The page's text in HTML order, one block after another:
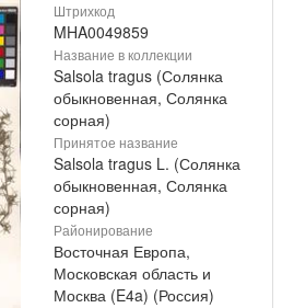
Штрихкод
MHA0049859
Название в коллекции
Salsola tragus (Солянка
обыкновенная, Солянка
сорная)
Принятое название
Salsola tragus L. (Солянка
обыкновенная, Солянка
сорная)
Районирование
Восточная Европа,
Московская область и
Москва (E4a) (Россия)